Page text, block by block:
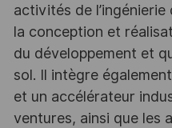
activités de
la conception et
du développement et
sol. Il intègre
et un accélérateur
ventures, ainsi que les